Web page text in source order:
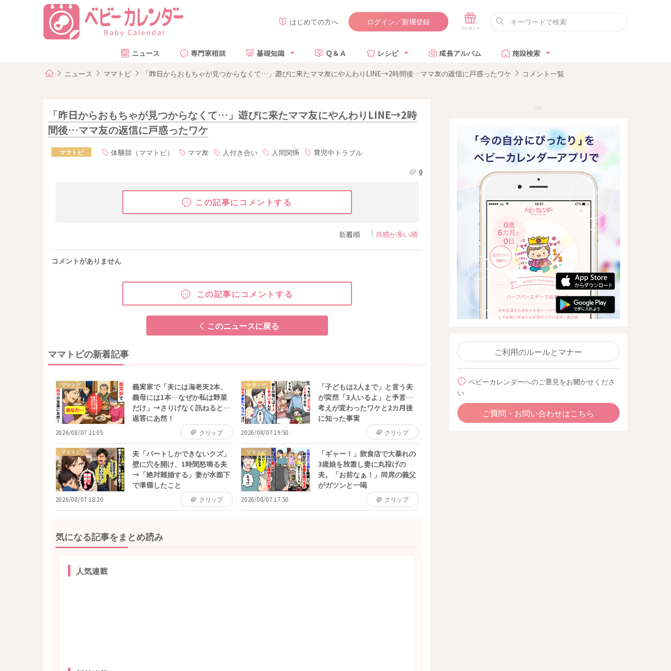
はじめての方へ ログイン／新規登録
ニュース 専門家相談 基礎知識 Ｑ＆Ａ レシピ 成長アルバム 施設検索
ニュース ママトピ 「昨日からおもちゃが見つからなくて…」遊びに来たママ友にやんわりLINE→2時間後…ママ友の返信に戸惑ったワケ コメント一覧
「昨日からおもちゃが見つからなくて…」遊びに来たママ友にやんわりLINE→2時
間後…ママ友の返信に戸惑ったワケ
ママトピ 体験談（ママトピ） ママ友 人付き合い 人間関係 育児中トラブル
0
この記事にコメントする
新着順 共感が多い順
コメントがありません
この記事にコメントする
このニュースに戻る
ママトピの新着記事
ママトピ
義実家で「夫には海老天2本、
義母には1本…なぜか私は野菜
だけ」→さりげなく訊ねると…
返答にあ然！
2026/08/07 21:05 クリップ
ママトピ
「子どもは2人まで」と言う夫
が突然「3人いるよ」と予言…
考えが変わったワケと2カ月後
に知った事実
2026/08/07 19:50 クリップ
ママトピ
夫「パートしかできないクズ」
壁に穴を開け、1時間怒鳴る夫
→「絶対離婚する」妻が水面下
で準備したこと
2026/08/07 18:20 クリップ
ママトピ
「ギャー！」飲食店で大暴れの
3歳娘を放置し妻に丸投げの
夫。「お前なぁ！」同席の義父
がガツンと一喝
2026/08/07 17:50 クリップ
気になる記事をまとめ読み
人気連載
ご利用のルールとマナー
ベビーカレンダーへのご意見をお聞かせくださ
い
ご質問・お問い合わせはこちら